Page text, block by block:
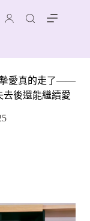
摯愛真的走了——
去後還能繼續愛